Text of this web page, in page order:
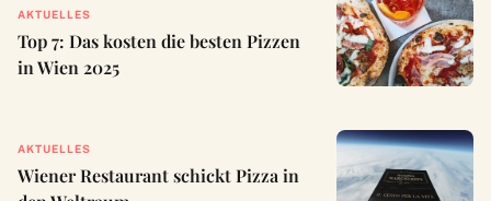
AKTUELLES
Top 7: Das kosten die besten Pizzen
in Wien 2025
AKTUELLES
Wiener Restaurant schickt Pizza in